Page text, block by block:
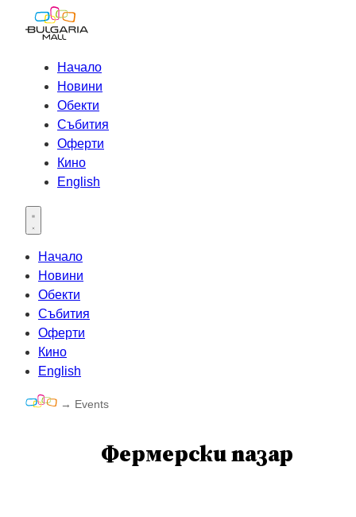
Начало
Новини
Обекти
Събития
Оферти
Кино
English
Open main menu
Начало
Новини
Обекти
Събития
Оферти
Кино
English
→ Events
Фермерски пазар